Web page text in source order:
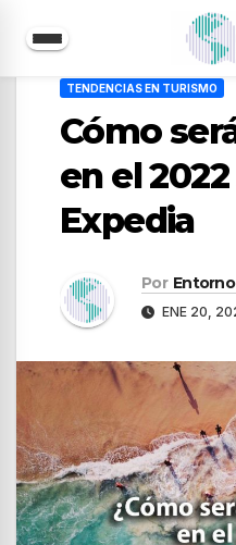
contenido
TENDENCIAS EN TURISMO
Cómo
en el
Expedia
Por
ENE 20,